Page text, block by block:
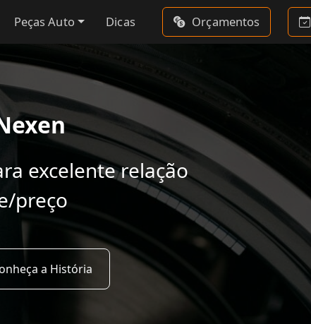
Peças Auto Dicas Orçamentos
excelente relação
preço
a História